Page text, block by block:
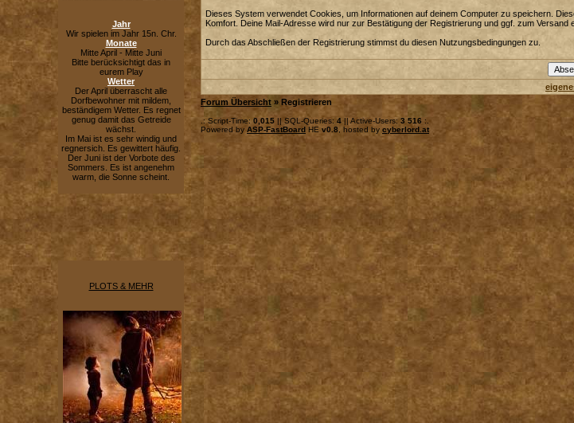
Jahr
Wir spielen im Jahr 15n. Chr.
Monate
Mitte April - Mitte Juni
Bitte berücksichtigt das in
eurem Play
Wetter
Der April überrascht alle
Dorfbewohner mit mildem,
beständigem Wetter. Es regnet
genug damit das Getreide
wächst.
Im Mai ist es sehr windig und
regnersich. Es gewittert häufig.
Der Juni ist der Vorbote des
Sommers. Es ist angenehm
warm, die Sonne scheint.
PLOTS & MEHR
Dieses System verwendet Cookies, um Informationen auf deinem Computer zu speichern.
Komfort. Deine Mail-Adresse wird nur zur Bestätigung der Registrierung und ggf. zum Versand
Durch das Abschließen der Registrierung stimmst du diesen Nutzungsbedingungen zu.
Forum Übersicht » Registrieren
.: Script-Time: 0,015 || SQL-Queries: 4 || Active-Users:3 516 :.
Powered by ASP-FastBoard HE v0.8 , hosted by cyberlord.at